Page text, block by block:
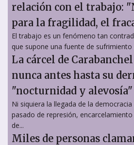
relación con el trabajo:
para la fragilidad, el
El trabajo es un fenómeno tan
que supone una fuente de sufrimiento
La cárcel de
nunca antes hasta su
"nocturnidad y alevosía"
Ni siquiera la llegada de la
pasado de represión,
de...
Miles de personas